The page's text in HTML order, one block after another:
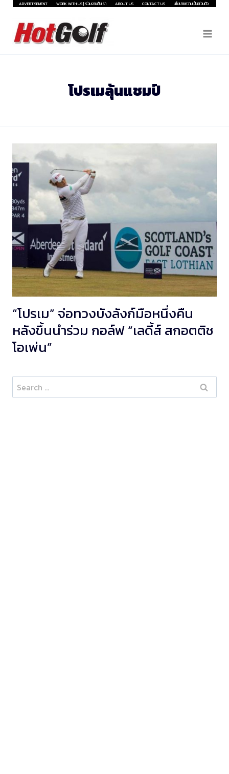
Skip
content
ADVERTISEMENT WORK WITH US | ร่วมงานกับเรา ABOUT US CONTACT US นโยบายความเป็นส่วนตัว
โปรเมลุ้นแชมป์
“โปรเม” จ่อทวงบังลังก์มือหนึ่งคืน
หลังขึ้นนำร่วม กอล์ฟ “เลดี้ส์ สกอตติช
โอเพ่น”
Search
for: